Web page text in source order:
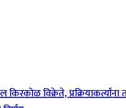
विक्रेते,